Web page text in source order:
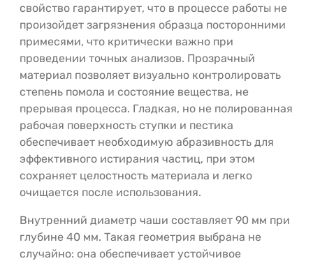
свойство гарантирует, что в процессе работы не
произойдет загрязнения образца посторонними
примесями, что критически важно при
проведении точных анализов. Прозрачный
материал позволяет визуально контролировать
степень помола и состояние вещества, не
прерывая процесса. Гладкая, но не полированная
рабочая поверхность ступки и пестика
обеспечивает необходимую абразивность для
эффективного истирания частиц, при этом
сохраняет целостность материала и легко
очищается после использования.
Внутренний диаметр чаши составляет 90 мм при
глубине 40 мм. Такая геометрия выбрана не
случайно: она обеспечивает устойчивое